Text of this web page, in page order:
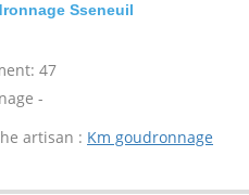
Sseneuil
47
-
artisan : Km goudronnage